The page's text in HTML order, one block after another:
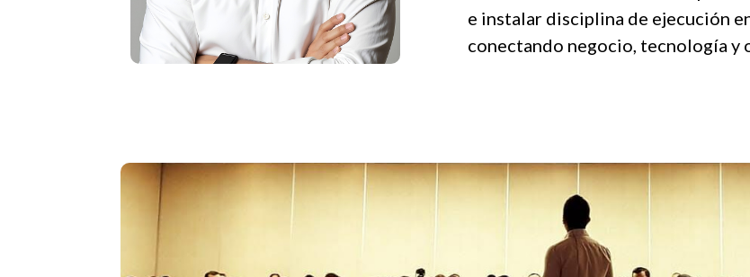
e instalar disciplina de ejecución
conectando negocio, tecnología y